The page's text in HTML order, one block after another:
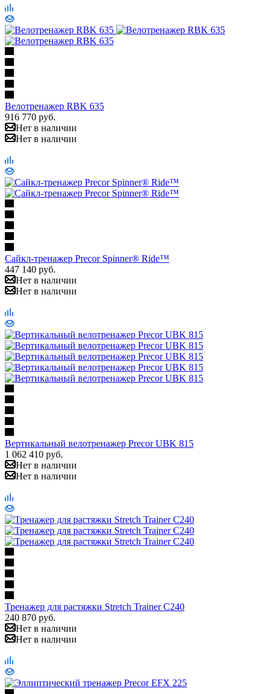
Велотренажер RBK 635
916 770 руб.
Нет в наличии
Нет в наличии
Сайкл-тренажер Precor Spinner® Ride™
447 140 руб.
Нет в наличии
Нет в наличии
Вертикальный велотренажер Precor UBK 815
1 062 410 руб.
Нет в наличии
Нет в наличии
Тренажер для растяжки Stretch Trainer C240
240 870 руб.
Нет в наличии
Нет в наличии